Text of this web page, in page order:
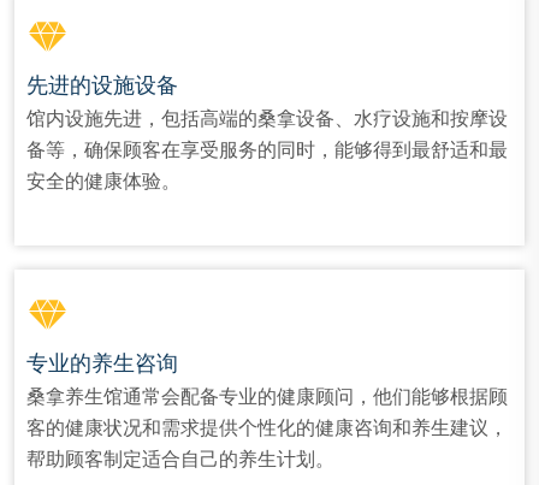
先进的设施设备
馆内设施先进，包括高端的桑拿设备、水疗设施和按摩设
备等，确保顾客在享受服务的同时，能够得到最舒适和最
安全的健康体验。
专业的养生咨询
桑拿养生馆通常会配备专业的健康顾问，他们能够根据顾
客的健康状况和需求提供个性化的健康咨询和养生建议，
帮助顾客制定适合自己的养生计划。